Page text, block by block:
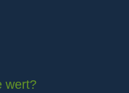
wert?